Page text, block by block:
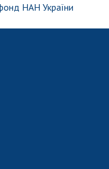
НАН України